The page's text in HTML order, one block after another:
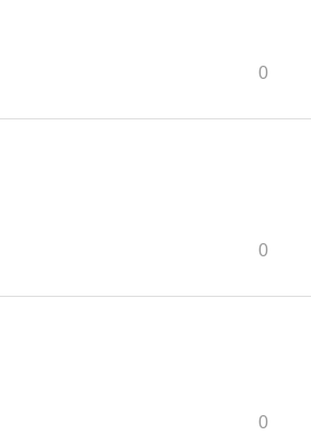
0
0
0